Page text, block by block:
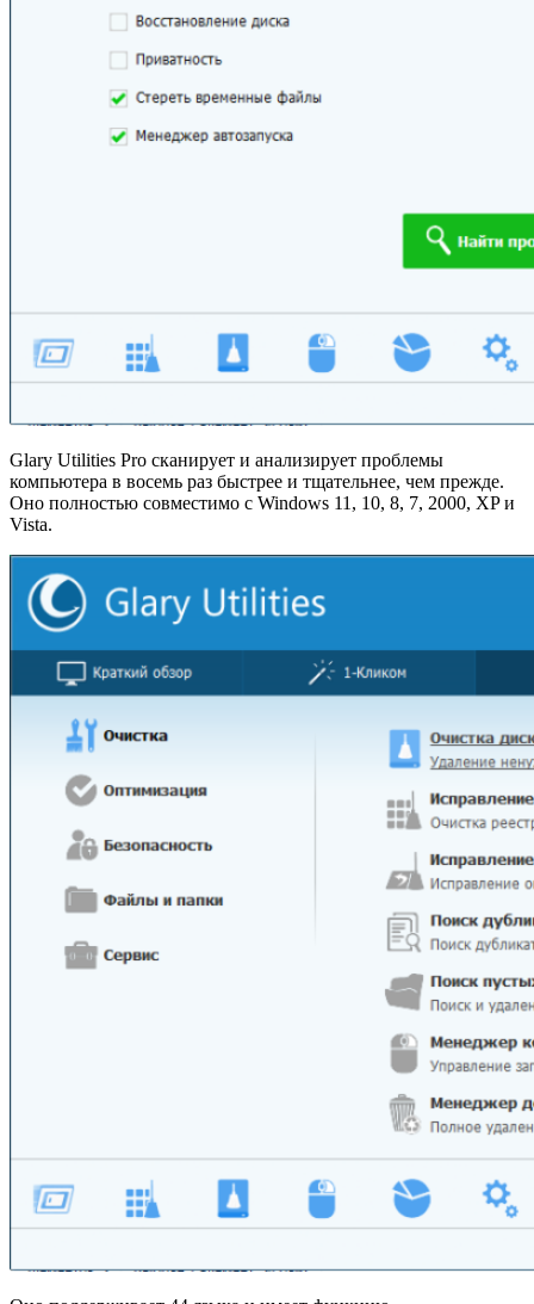
Glary Utilities Pro сканирует и анализирует проблемы
компьютера в восемь раз быстрее и тщательнее, чем прежде.
Оно полностью совместимо с Windows 11, 10, 8, 7, 2000, XP и
Vista.